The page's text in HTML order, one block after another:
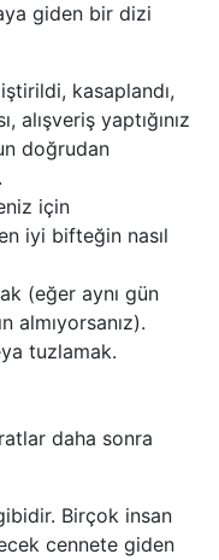
giden bir dizi
kasaplandı,
alışveriş yaptığınız
doğrudan
için
iyi bifteğin nasıl
(eğer aynı gün
almıyorsanız).
tuzlamak.
daha sonra
Birçok insan
cennete giden